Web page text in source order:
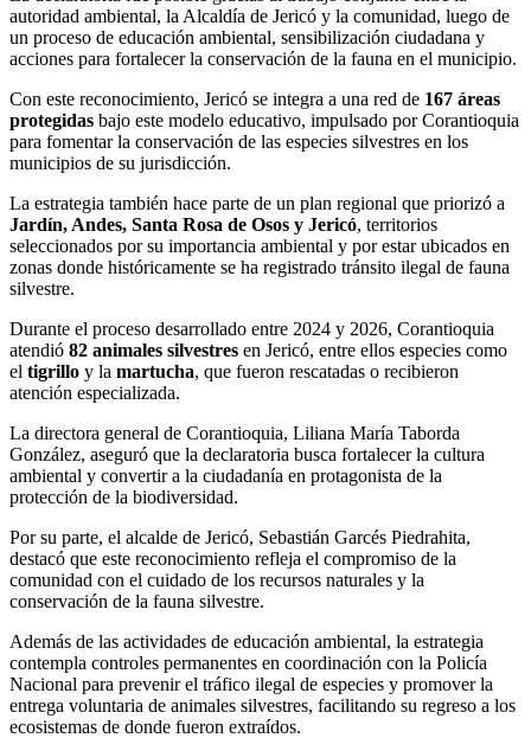
autoridad ambiental, la Alcaldía de Jericó y la comunidad, luego de
un proceso de educación ambiental, sensibilización ciudadana y
acciones para fortalecer la conservación de la fauna en el municipio.
Con este reconocimiento, Jericó se integra a una red de 167 áreas
protegidas bajo este modelo educativo, impulsado por Corantioquia
para fomentar la conservación de las especies silvestres en los
municipios de su jurisdicción.
La estrategia también hace parte de un plan regional que priorizó a
Jardín, Andes, Santa Rosa de Osos y Jericó, territorios
seleccionados por su importancia ambiental y por estar ubicados en
zonas donde históricamente se ha registrado tránsito ilegal de fauna
silvestre.
Durante el proceso desarrollado entre 2024 y 2026, Corantioquia
atendió 82 animales silvestres en Jericó, entre ellos especies como
el tigrillo y la martucha, que fueron rescatadas o recibieron
atención especializada.
La directora general de Corantioquia, Liliana María Taborda
González, aseguró que la declaratoria busca fortalecer la cultura
ambiental y convertir a la ciudadanía en protagonista de la
protección de la biodiversidad.
Por su parte, el alcalde de Jericó, Sebastián Garcés Piedrahita,
destacó que este reconocimiento refleja el compromiso de la
comunidad con el cuidado de los recursos naturales y la
conservación de la fauna silvestre.
Además de las actividades de educación ambiental, la estrategia
contempla controles permanentes en coordinación con la Policía
Nacional para prevenir el tráfico ilegal de especies y promover la
entrega voluntaria de animales silvestres, facilitando su regreso a los
ecosistemas de donde fueron extraídos.